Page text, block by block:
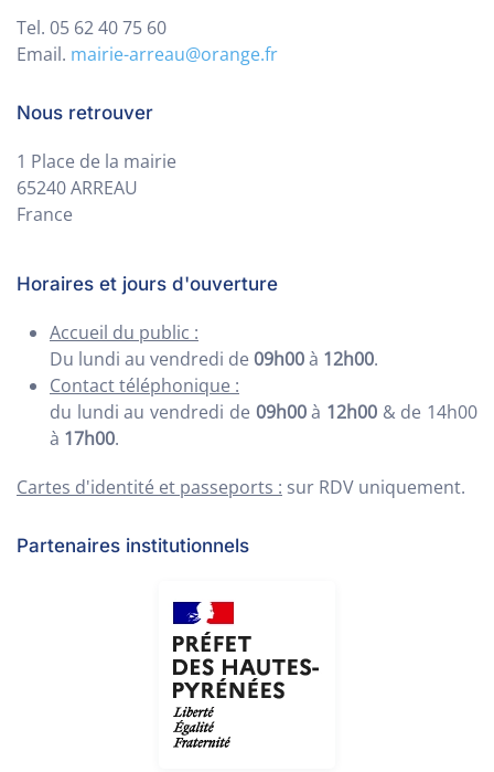
Tel. 05 62 40 75 60
Email. mairie-arreau@orange.fr
Nous retrouver
1 Place de la mairie
65240 ARREAU
France
Horaires et jours d'ouverture
Accueil du public :
Du lundi au vendredi de 09h00à 12h00.
Contact téléphonique :
du lundi au vendredi de 09h00à 12h00& de 14h00
à 17h00.
Cartes d'identité et passeports : sur RDV uniquement.
Partenaires institutionnels